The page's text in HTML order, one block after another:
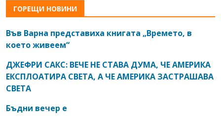
ГОРЕЩИ НОВИНИ
Във Варна представиха книгата „Времето, в
което живеем“
ДЖЕФРИ САКС: ВЕЧЕ НЕ СТАВА ДУМА, ЧЕ АМЕРИКА
ЕКСПЛОАТИРА СВЕТА, А ЧЕ АМЕРИКА ЗАСТРАШАВА
СВЕТА
Бъдни вечер е